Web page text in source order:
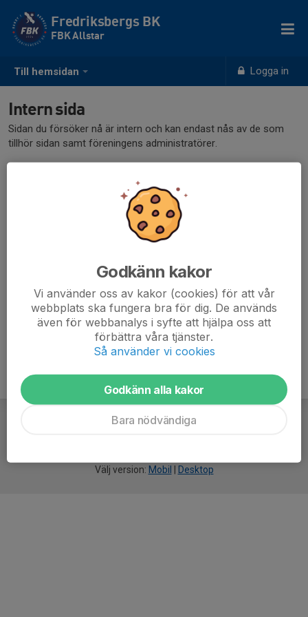
Till hemsidan Logga in
Fredriksbergs BK
FBK Allstar
Intern sida
Sidan du försöker nå är intern och kan endast nås av de som
tillhör sidan samt föreningens administratörer.
Välj version: Mobil Desktop
Godkänn kakor
Vi använder oss av kakor (cookies) för att vår
webbplats ska fungera bra för dig. De används
även för webbanalys i syfte att hjälpa oss att
förbättra våra tjänster.
Så använder vi cookies
Godkänn alla kakor
Bara nödvändiga